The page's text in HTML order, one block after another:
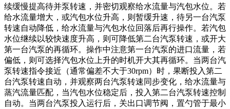
续缓慢提高待并泵转速，并密切观察给水流量与汽包水位。若
给水流量增大，或汽包水位升高，则暂缓升速，待另一台汽泵
转速自动降低，给水流量与汽包水位回落后再行操作。若汽包
水位继续以较快速度升高，则可降低第二台汽泵转速，或开大
第一台汽泵的再循环。操作中注意第一台汽泵的进口流量，若
偏低，则可选择汽包水位上升的时机开大其再循环。当两台汽
泵转速指令接近（通常偏差不大于30rpm）时，果断投入第二
台汽泵转速自动，并观察两台汽泵转速同步变化，给水流量与
蒸汽流量匹配，当汽包水位稳定后，投入第二台汽泵转速控制
自动。当两台汽泵投入运行后，关出口调节阀，置勺管于最小